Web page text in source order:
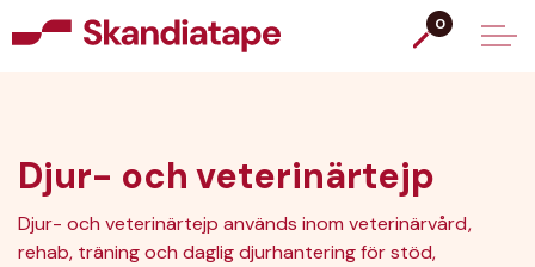
0
Djur- och veterinärtejp
Djur- och veterinärtejp används inom veterinärvård,
rehab, träning och daglig djurhantering för stöd,